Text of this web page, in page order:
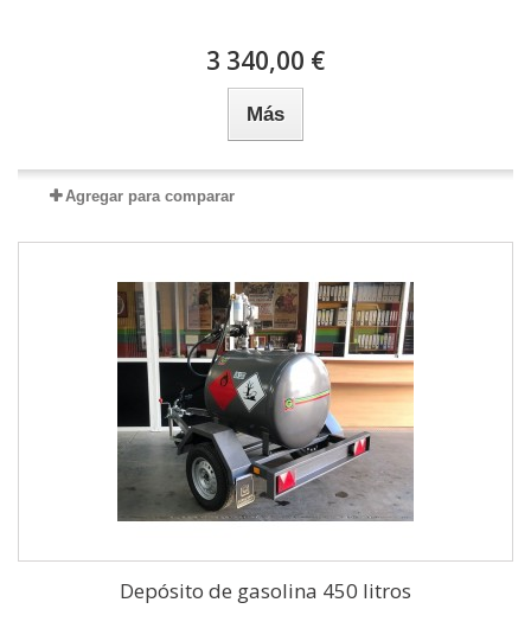
3 340,00 €
Más
Agregar para comparar
Depósito de gasolina 450 litros